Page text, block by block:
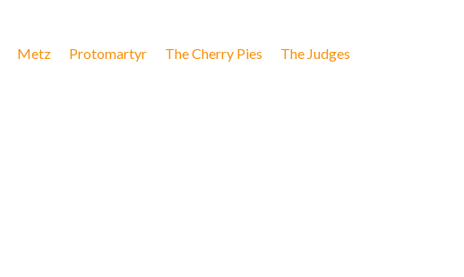
Metz Protomartyr The Cherry Pies
The Judges